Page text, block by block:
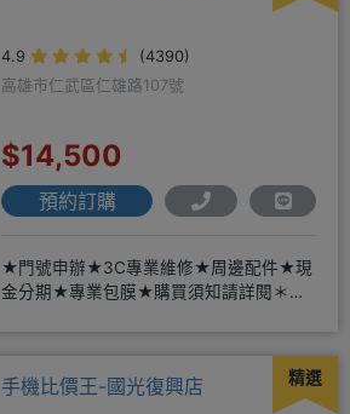
4.9
(4390)
高雄市仁武區仁雄路107號
$14,500
預約訂購
★門號申辦★3C專業維修★周邊配件★現
金分期★專業包膜★購買須知請詳閱＊來
精選
手機比價王-國光復興店